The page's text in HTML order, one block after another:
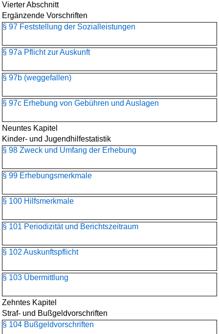
Vierter Abschnitt
Ergänzende Vorschriften
§ 97 Feststellung der Sozialleistungen
§ 97a Pflicht zur Auskunft
§ 97b (weggefallen)
§ 97c Erhebung von Gebühren und Auslagen
Neuntes Kapitel
Kinder- und Jugendhilfestatistik
§ 98 Zweck und Umfang der Erhebung
§ 99 Erhebungsmerkmale
§ 100 Hilfsmerkmale
§ 101 Periodizität und Berichtszeitraum
§ 102 Auskunftspflicht
§ 103 Übermittlung
Zehntes Kapitel
Straf- und Bußgeldvorschriften
§ 104 Bußgeldvorschriften